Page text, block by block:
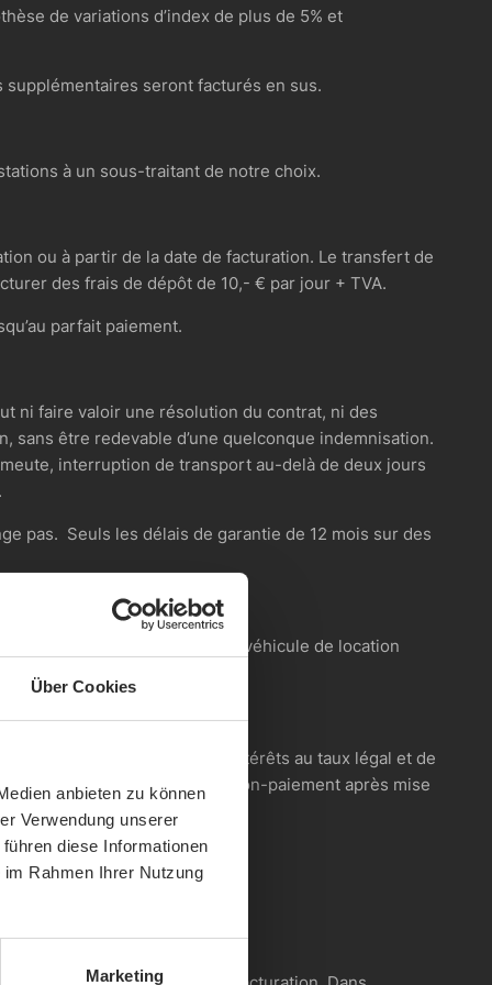
Über Cookies
anbieten zu können
Verwendung unserer
diese Informationen
Rahmen Ihrer Nutzung
Marketing
de variations d’index de plus de 5% et
seront facturés en sus.
à un sous-traitant de notre choix.
ou à partir de la date de facturation. Le transfert de
des frais de dépôt de 10,- € par jour + TVA.
parfait paiement.
ni faire valoir une résolution du contrat, ni des
sans être redevable d’une quelconque indemnisation.
interruption de transport au-delà de deux jours
pas. Seuls les délais de garantie de 12 mois sur des
client reconnait savoir que le véhicule de location
d’arriéré de paiement les intérêts au taux légal et de
infructueuse. En cas de non-paiement après mise
au minimum à 25,- €.